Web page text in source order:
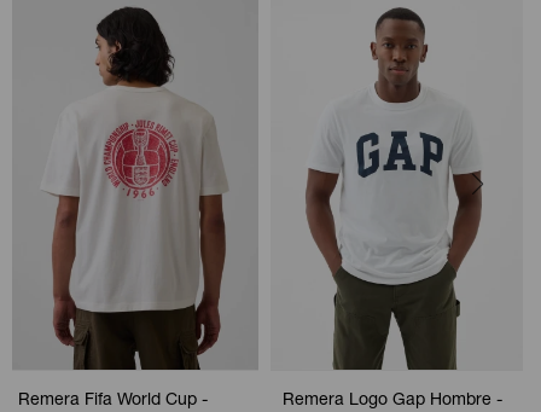
Remera Fifa World Cup -
Remera Logo Gap Hombre -